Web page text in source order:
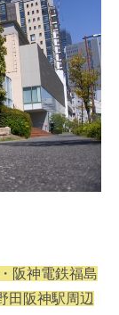
阪神電鉄福島
田阪神駅周辺